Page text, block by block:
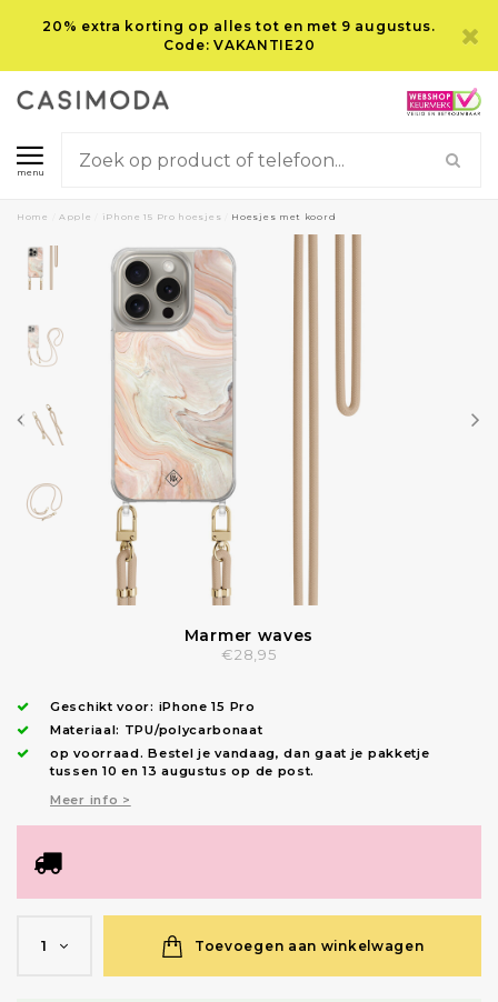
20% extra korting op alles tot en met 9 augustus.
Code: VAKANTIE20
menu
Home Apple iPhone 15 Pro hoesjes Hoesjes met koord
Marmer waves
€28,95
Geschikt voor: iPhone 15 Pro
Materiaal: TPU/polycarbonaat
op voorraad.Bestel je vandaag, dan gaat je pakketje
tussen 10 en 13 augustus op de post.
Meer info >
1 Toevoegen aan winkelwagen